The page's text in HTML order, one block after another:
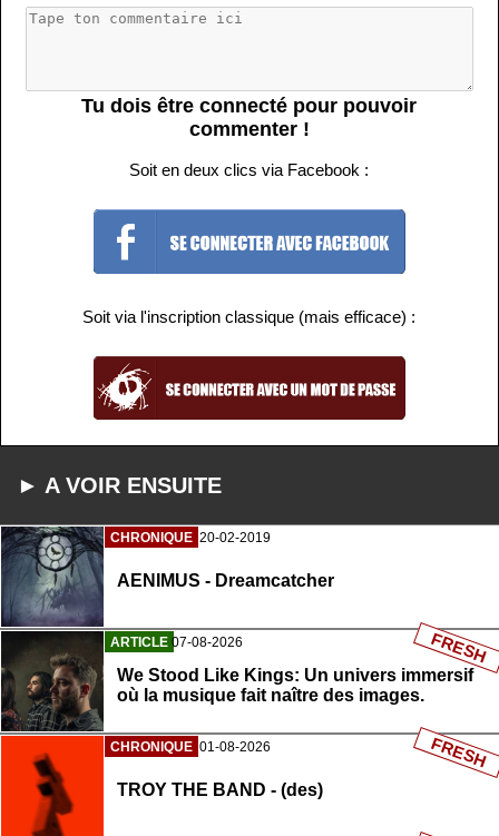
Tu dois être connecté pour pouvoir
commenter !
Soit en deux clics via Facebook :
Soit via l'inscription classique (mais efficace) :
► A VOIR ENSUITE
CHRONIQUE 20-02-2019
AENIMUS - Dreamcatcher
ARTICLE 07-08-2026
We Stood Like Kings: Un univers immersif
où la musique fait naître des images.
FRESH
CHRONIQUE 01-08-2026
TROY THE BAND - (des)
FRESH